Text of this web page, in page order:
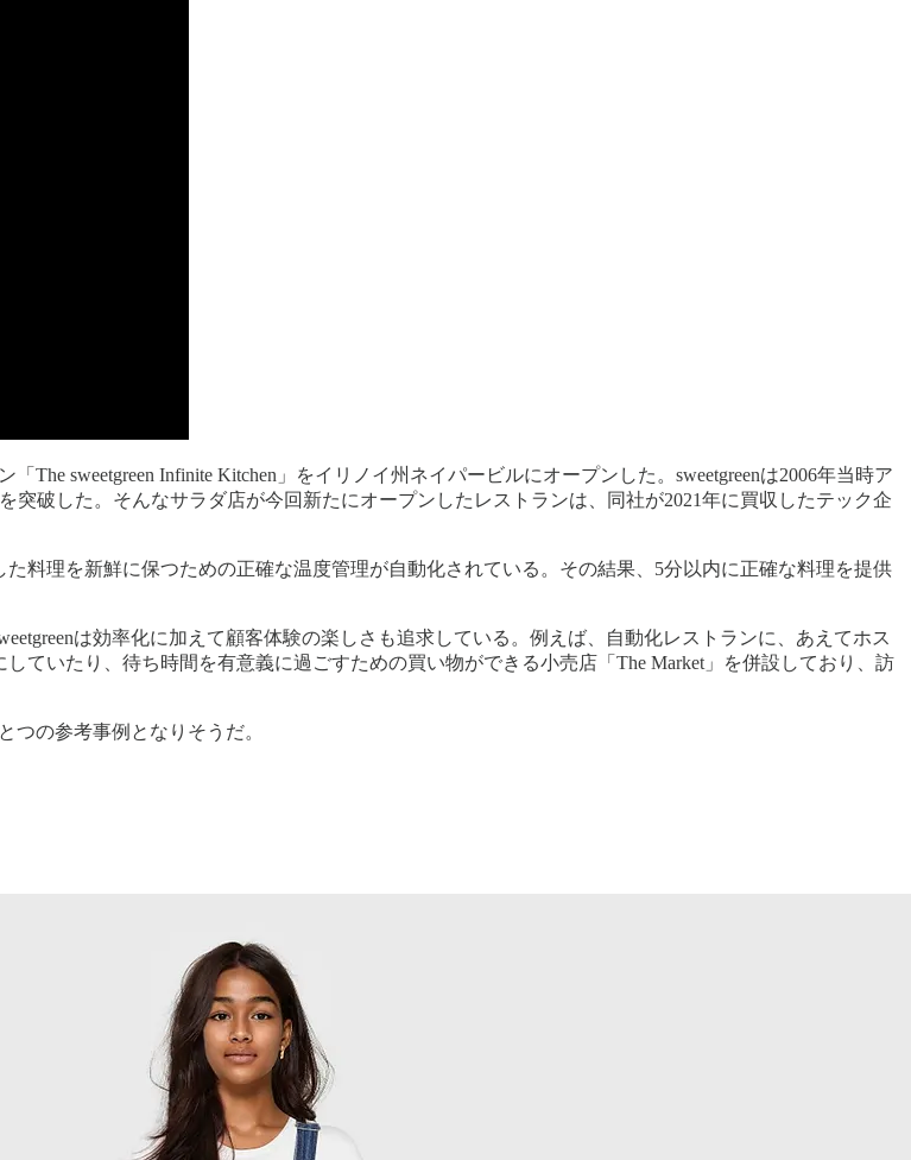
The sweetgreen Infinite Kitchen」をイリノイ州ネイパービルにオープンした。sweetgreenは2006年当時ア
破した。そんなサラダ店が今回新たにオープンしたレストランは、同社が2021年に買収したテック企
料理を新鮮に保つための正確な温度管理が自動化されている。その結果、5分以内に正確な料理を提供
は効率化に加えて顧客体験の楽しさも追求している。例えば、自動化レストランに、あえてホス
ていたり、待ち時間を有意義に過ごすための買い物ができる小売店「The Market」を併設しており、訪
つの参考事例となりそうだ。